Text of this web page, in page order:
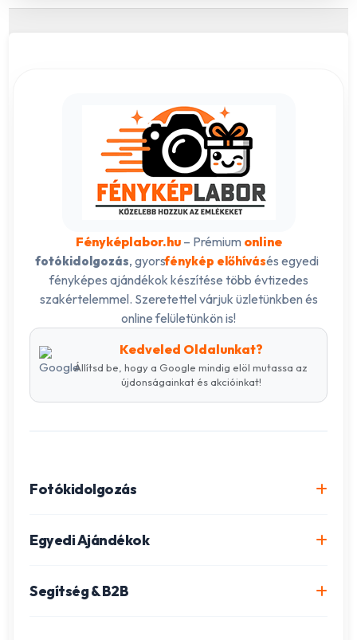
Fényképlabor.hu– Prémium online
fotókidolgozás, gyorsfénykép előhívásés egyedi
fényképes ajándékok készítése több évtizedes
szakértelemmel. Szeretettel várjuk üzletünkben és
online felületünkön is!
Kedveled Oldalunkat?
Állítsd be, hogy a Google mindig elöl mutassa az
újdonságainkat és akcióinkat!
Fotókidolgozás
Igazolványkép készítés
Egyedi Ajándékok
Segítség & B2B